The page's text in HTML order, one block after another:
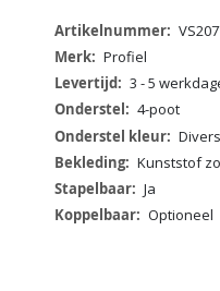
Meer
informatieProfiel
3 - 5
4-poot
Kunststof
Ja
Optioneel